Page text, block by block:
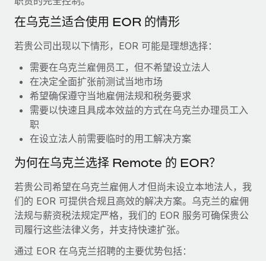
防范合规风险
设备管理
在全球范围内配置和跟踪 IT 设备
实体设立
快速建立合规实体
人员调配与搬迁
轻松搬迁员工
轻松管理员工福利
博客
EOR compliance
As the global workforce continues to expand in response
to the demands of today’s labor market, the...
了解更多
What a Workday global payroll implementation
actually looks like
six-month project with a dedicated team....
了解更多
在乌克兰适合使用 EOR 的情形
若贵公司出现以下情形，EOR 可能是理想选择：
需要在乌克兰雇佣员工，但不希望设立法人
在决定全面扩张前测试当地市场
希望确保遵守当地雇佣法规和税务要求
需要以快速且具成本效益的方式在乌克兰办理员工入
职
在设立法人前需要临时的用工解决方案
为何在乌克兰选择 Remote 的 EOR？
若贵公司希望在乌克兰雇佣人才但尚未设立本地法人，我
们的 EOR 可提供合规且高效的解决方案。乌克兰的雇佣
法规与薪资税法规定严格，我们的 EOR 服务可确保贵公
司履行这些法律义务，并支持快速扩张。
通过 EOR 在乌克兰招聘的主要优势包括：